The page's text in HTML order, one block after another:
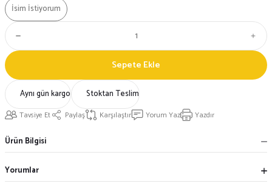
İsim İstiyorum
Sepete Ekle
Aynı gün kargo Stoktan Teslim
Tavsiye Et Paylaş Karşılaştır Yorum Yaz Yazdır
Ürün Bilgisi
Yorumlar